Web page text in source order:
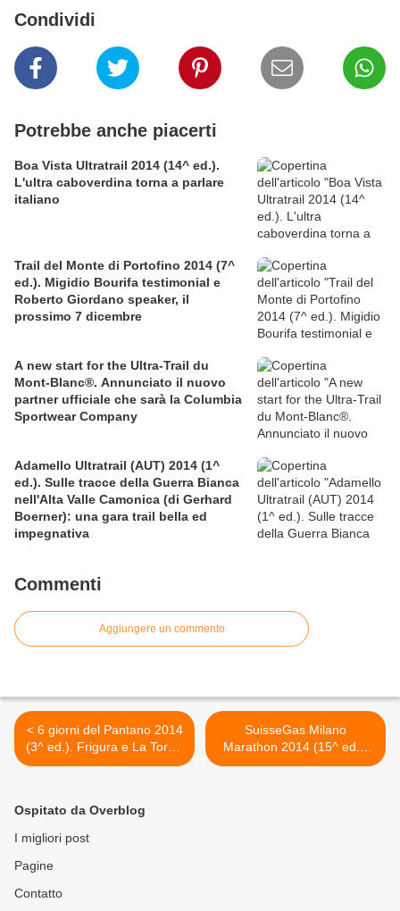
Condividi
Potrebbe anche piacerti
Boa Vista Ultratrail 2014 (14^ ed.).
L'ultra caboverdina torna a parlare
italiano
Trail del Monte di Portofino 2014 (7^
ed.). Migidio Bourifa testimonial e
Roberto Giordano speaker, il
prossimo 7 dicembre
A new start for the Ultra-Trail du
Mont-Blanc®. Annunciato il nuovo
partner ufficiale che sarà la Columbia
Sportwear Company
Adamello Ultratrail (AUT) 2014 (1^
ed.). Sulle tracce della Guerra Bianca
nell'Alta Valle Camonica (di Gerhard
Boerner): una gara trail bella ed
impegnativa
Commenti
Aggiungere un commento
< 6 giorni del Pantano 2014
(3^ ed.). Frigura e La Torre,
campioni Italiani IUTA 2014
Luisa Zecchino e
Nicolangelo D'Avanzo
SuisseGas Milano
Marathon 2014 (15^ ed.).
Aperte le iscrizioni per la
Ospitato da Overblog
I migliori post
Pagine
Contatto